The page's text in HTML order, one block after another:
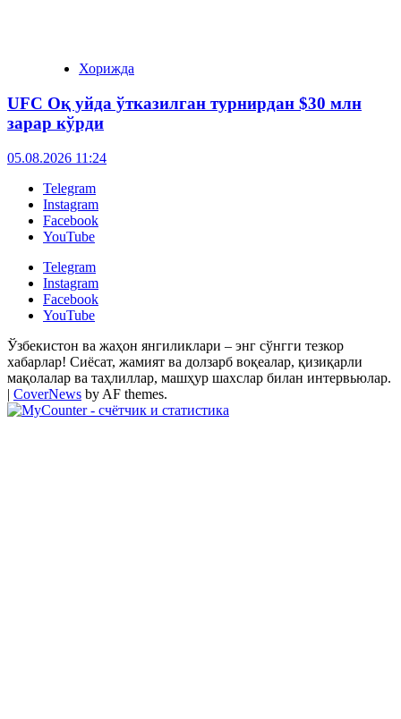
Хорижда
UFC Оқ уйда ўтказилган турнирдан $30 млн
зарар кўрди
05.08.2026 11:24
Telegram
Instagram
Facebook
YouTube
Telegram
Instagram
Facebook
YouTube
Ўзбекистон ва жаҳон янгиликлари – энг сўнгги тезкор
хабарлар! Сиёсат, жамият ва долзарб воқеалар, қизиқарли
мақолалар ва таҳлиллар, машҳур шахслар билан интервьюлар.
| CoverNews by AF themes.